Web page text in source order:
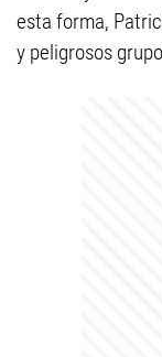
esta forma,
y peligrosos